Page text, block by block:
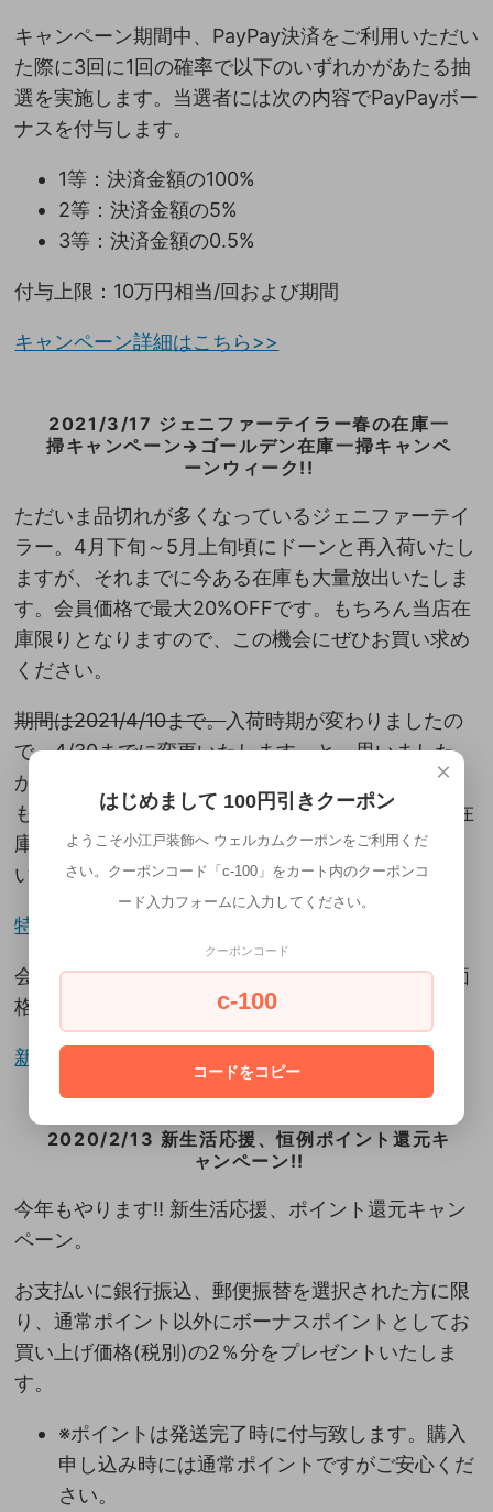
キャンペーン期間中、PayPay決済をご利用いただい
た際に3回に1回の確率で以下のいずれかがあたる抽
選を実施します。当選者には次の内容でPayPayボー
ナスを付与します。
1等：決済金額の100%
2等：決済金額の5%
3等：決済金額の0.5%
付与上限：10万円相当/回および期間
キャンペーン詳細はこちら>>
2021/3/17 ジェニファーテイラー春の在庫一
掃キャンペーン→ゴールデン在庫一掃キャンペ
ーンウィーク!!
ただいま品切れが多くなっているジェニファーテイ
ラー。4月下旬～5月上旬頃にドーンと再入荷いたし
ますが、それまでに今ある在庫も大量放出いたしま
す。会員価格で最大20%OFFです。もちろん当店在
庫限りとなりますので、この機会にぜひお買い求め
ください。
期間は2021/4/10まで。入荷時期が変わりましたの
で、4/30までに変更いたします。と、思いました
が、せっかくなのでちょっと名前を変えて、GW中
も5／5まで延長いたします。名付けてゴールデン在
庫一掃キャンペーンウィーク!!。ぜひご利用くださ
い。
特設ページはこちらから>>
会員特別価格になりますので、必ずログインして価
格をご確認ください。
新規会員登録はこちらから>>
2020/2/13 新生活応援、恒例ポイント還元キ
ャンペーン!!
今年もやります!! 新生活応援、ポイント還元キャン
ペーン。
お支払いに銀行振込、郵便振替を選択された方に限
り、通常ポイント以外にボーナスポイントとしてお
買い上げ価格(税別)の2％分をプレゼントいたしま
す。
※ポイントは発送完了時に付与致します。購入
申し込み時には通常ポイントですがご安心くだ
さい。
×
はじめまして 100円引きクーポン
ようこそ小江戸装飾へ ウェルカムクーポンをご利用くだ
さい。クーポンコード「c-100」をカート内のクーポンコ
ード入力フォームに入力してください。
クーポンコード
c-100
コードをコピー